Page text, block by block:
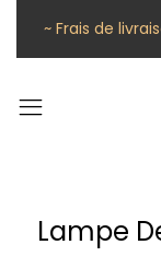
~ Frais de
Lampe